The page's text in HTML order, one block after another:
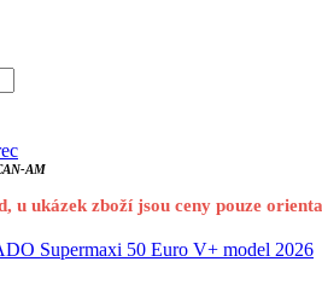
AM
u ukázek zboží jsou ceny pouze
Supermaxi 50 Euro V+ model 2026